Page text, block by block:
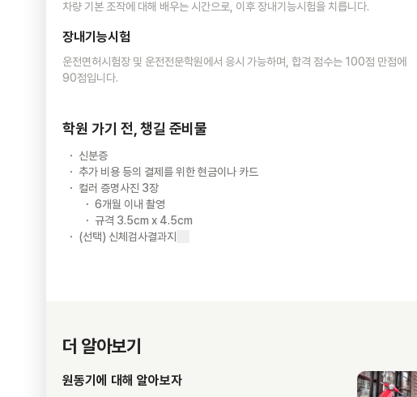
차량 기본 조작에 대해 배우는 시간으로, 이후 장내기능시험을 치릅니다.
장내기능시험
운전면허시험장 및 운전전문학원에서 응시 가능하며, 합격 점수는 100점 만점에
90점입니다.
학원 가기 전, 챙길 준비물
신분증
추가 비용 등의 결제를 위한 현금이나 카드
컬러 증명사진 3장
6개월 이내 촬영
규격 3.5cm x 4.5cm
(선택) 신체검사결과지
더 알아보기
원동기에 대해 알아보자